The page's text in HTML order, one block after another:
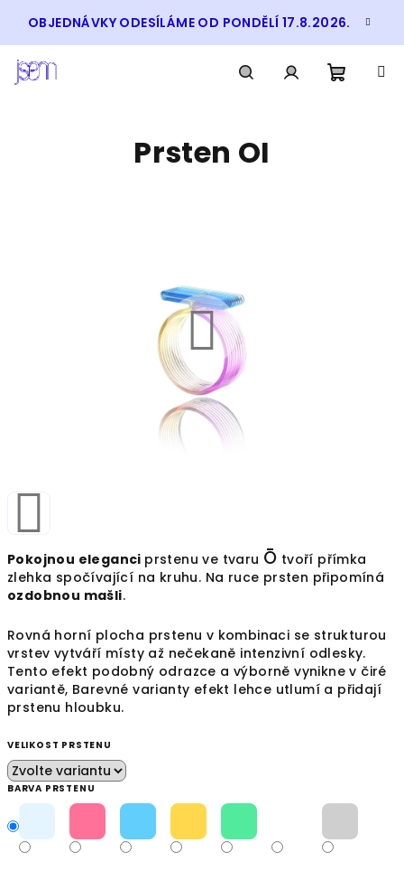
obsah
OBJEDNÁVKY ODESÍLÁME OD PONDĚLÍ 17.8.2026.
Pokojnou eleganci prstenu ve tvaru Ō tvoří přímka
zlehka spočívající na kruhu. Na ruce prsten připomíná
ozdobnou mašli.
Rovná horní plocha prstenu v kombinaci se strukturou
vrstev vytváří místy až nečekaně intenzivní odlesky.
Tento efekt podobný odrazce a výborně vynikne v čiré
variantě, Barevné varianty efekt lehce utlumí a přidají
prstenu hloubku.
VELIKOST PRSTENU
BARVA PRSTENU
Prsten OI